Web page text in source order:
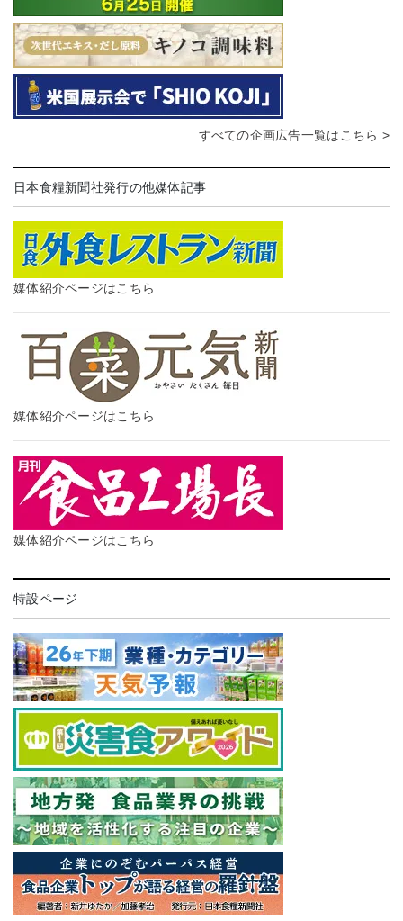
すべての企画広告一覧はこちら >
日本食糧新聞社発行の他媒体記事
媒体紹介ページはこちら
媒体紹介ページはこちら
媒体紹介ページはこちら
特設ページ